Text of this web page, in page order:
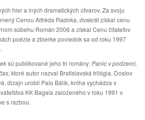
hier a iných dramatických útvarov. Za svoju
Cenou Alfréda Radoka, dvakrát získal cenu
súbehu Román 2006 a získal Cenu čitateľov
poézie a zbierke poviedok sa od roku 1997
sú publikované jeho tri romány:Panic v podzemí,
, ktoré autor nazval Bratislavská trilógia. Doslov
dizajn urobil Palo Bálik, kniha vychádza v
KK Bagala založeného v roku 1991 v
s razbou.